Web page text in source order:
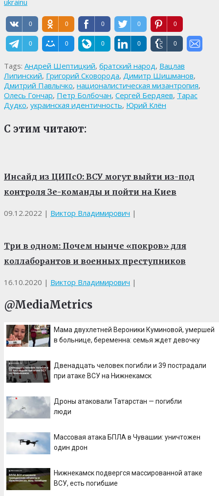
0 0 0 0 0
0 0 0 0 0
Tags: Андрей Шептицкий, братский народ, Вацлав
Липинский, Григорий Сковорода, Димитр Шишманов,
Дмитрий Павлычко, националистическая мизантропия,
Олесь Гончар, Петр Болбочан, Сергей Бердяев, Тарас
Дудко, украинская идентичность, Юрий Клён
С этим читают:
Инсайд из ЦИПсО: ВСУ могут выйти из-под
контроля Зе-команды и пойти на Киев
09.12.2022 | Виктор Владимирович |
Три в одном: Почем нынче «покров» для
коллаборантов и военных преступников
16.10.2020 | Виктор Владимирович |
@MediaMetrics
Мама двухлетней Вероники Куминовой, умершей
в больнице, беременна: семья ждет девочку
Двенадцать человек погибли и 39 пострадали
при атаке ВСУ на Нижнекамск
Дроны атаковали Татарстан — погибли
люди
Массовая атака БПЛА в Чувашии: уничтожен
один дрон
Нижнекамск подвергся массированной атаке
ВСУ, есть погибшие